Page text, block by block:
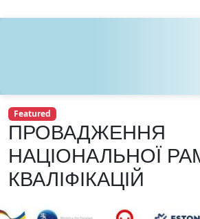
Featured
ПРОВАДЖЕННЯ
НАЦІОНАЛЬНОЇ
КВАЛІФІКАЦІЙ